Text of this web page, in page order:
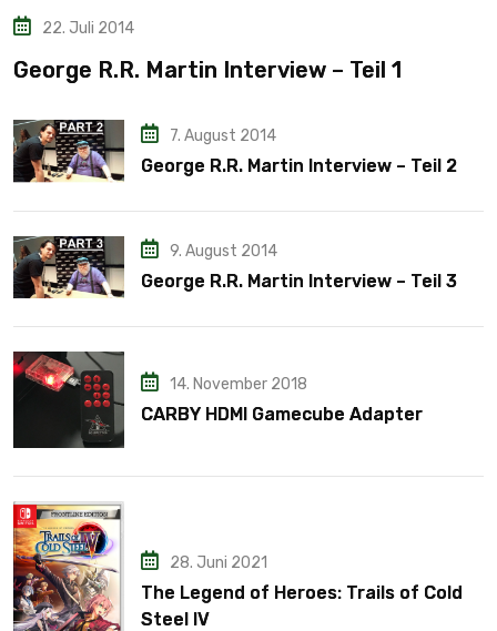
22. Juli 2014
George R.R. Martin Interview – Teil 1
7. August 2014
George R.R. Martin Interview – Teil 2
9. August 2014
George R.R. Martin Interview – Teil 3
14. November 2018
CARBY HDMI Gamecube Adapter
28. Juni 2021
The Legend of Heroes: Trails of Cold
Steel IV